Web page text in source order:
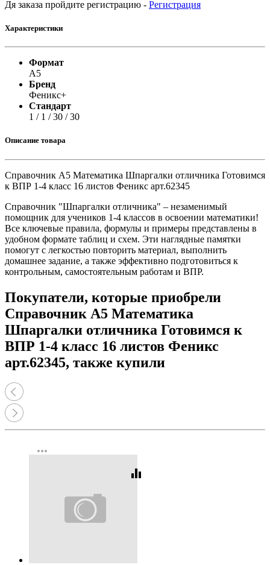
Дя заказа пройдите регистрацию - Регистрация
Характеристики
Формат
А5
Бренд
Феникс+
Стандарт
1 / 1 / 30 / 30
Описание товара
Справочник А5 Математика Шпаргалки отличника Готовимся
к ВПР 1-4 класс 16 листов Феникс арт.62345
Справочник "Шпаргалки отличника" – незаменимый
помощник для учеников 1-4 классов в освоении математики!
Все ключевые правила, формулы и примеры представлены в
удобном формате таблиц и схем. Эти наглядные памятки
помогут с легкостью повторить материал, выполнить
домашнее задание, а также эффективно подготовиться к
контрольным, самостоятельным работам и ВПР.
Покупатели, которые приобрели
Справочник А5 Математика
Шпаргалки отличника Готовимся к
ВПР 1-4 класс 16 листов Феникс
арт.62345, также купили
more_horiz
equalizer